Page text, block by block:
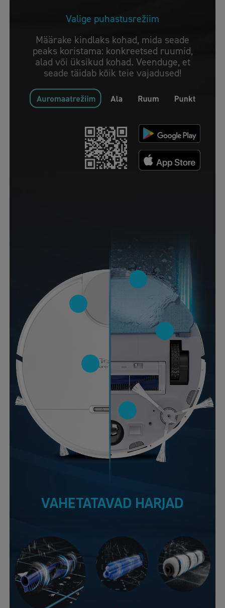
Valige puhastusrežiim
Määrake kindlaks kohad, mida seade
peaks koristama: konkreetsed ruumid,
alad või üksikud kohad. Veenduge, et
seade täidab kõik teie vajadused!
VAHETATAVAD HARJAD